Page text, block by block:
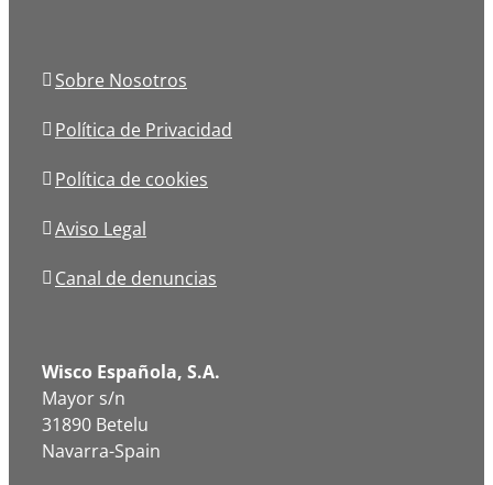
Sobre Nosotros
Política de Privacidad
Política de cookies
Aviso Legal
Canal de denuncias
Wisco Española, S.A.
Mayor s/n
31890 Betelu
Navarra-Spain